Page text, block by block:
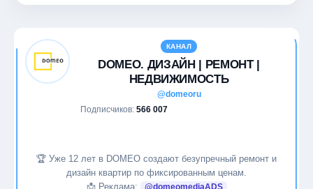
ИИ и нейросети
Карьера
КАНАЛ
DOMEO. ДИЗАЙН | РЕМОНТ |
НЕДВИЖИМОСТЬ
@domeoru
Подписчиков: 566 007
🏆 Уже 12 лет в DOMEO создают безупречный ремонт и
дизайн квартир по фиксированным ценам.
📩 Реклама:
@domeomediaADS